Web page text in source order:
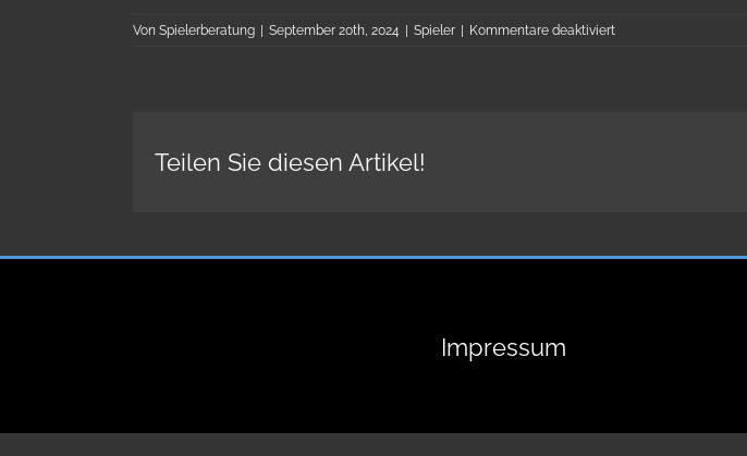
Von Spielerberatung September 20th, 2024 Spieler Kommentare deaktiviertfür
Teilen Sie diesen Artikel!
Impressum